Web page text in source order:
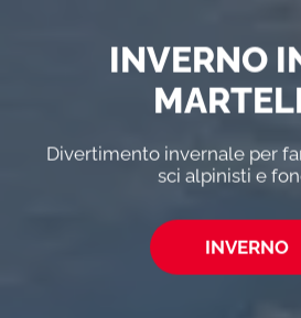
INVERNO
Divertimento invernale per
sci alpinisti e
INVERNO